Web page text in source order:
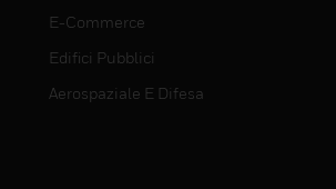
E-Commerce
Edifici Pubblici
Aerospaziale E Difesa